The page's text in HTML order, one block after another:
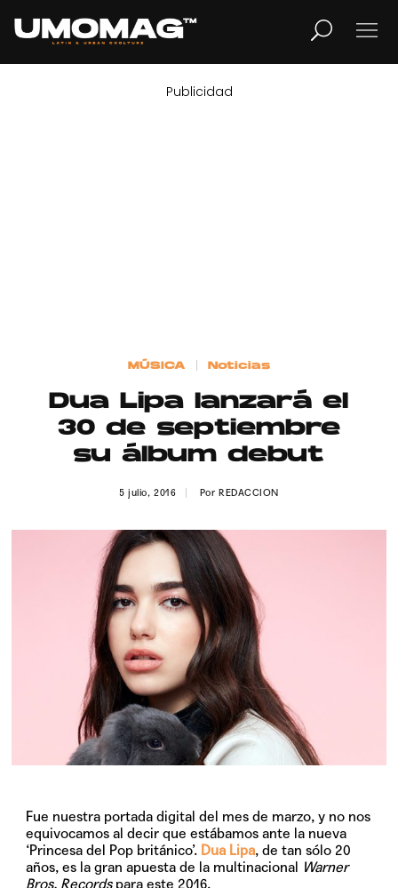
LIFESTYLE
Contacto
© 2015-2022 UMOMAG. PROPIEDAD DE UMO agency. TODOS LOS
DERECHOS RESERVADOS.
Publicidad
MÚSICA Noticias
Dua Lipa lanzará el
30 de septiembre
su álbum debut
5 julio, 2016 Por REDACCION
Fue nuestra portada digital del mes de marzo, y no nos
equivocamos al decir que estábamos ante la nueva
‘Princesa del Pop británico’. Dua Lipa, de tan sólo 20
años, es la gran apuesta de la multinacional Warner
Bros. Recordspara este 2016.